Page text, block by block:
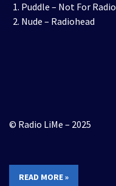
Puddle – Not For Radio
Nude – Radiohead
© Radio LiMe – 2025
READ MORE »